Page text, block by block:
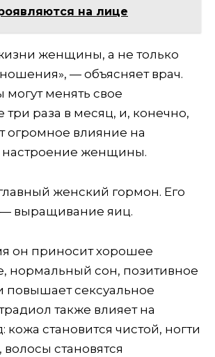
на лице
женщины, а не только
— объясняет врач.
могут менять свое
раза в месяц, и, конечно,
огромное влияние на
настроение женщины.
женский гормон. Его
выращивание яиц.
он приносит хорошее
нормальный сон, позитивное
повышает сексуальное
также влияет на
становится чистой, ногти
становятся